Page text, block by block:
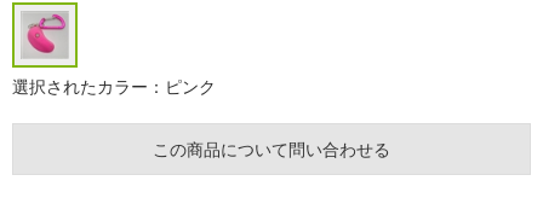
選択されたカラー：ピンク
この商品について問い合わせる